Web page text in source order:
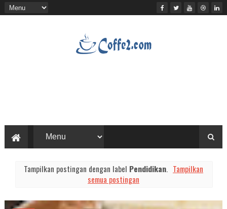
Tampilkan postingan dengan label Pendidikan. Tampilkan
semua postingan